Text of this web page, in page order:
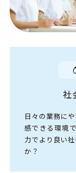
社
日々の業務に
感できる環境
力でより良い
か？